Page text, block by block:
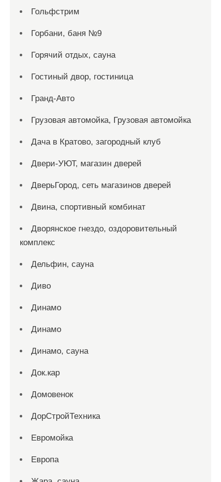
Гольфстрим
Горбани, баня №9
Горячий отдых, сауна
Гостиный двор, гостиница
Гранд-Авто
Грузовая автомойка, Грузовая автомойка
Дача в Кратово, загородный клуб
Двери-УЮТ, магазин дверей
ДверьГород, сеть магазинов дверей
Двина, спортивный комбинат
Дворянское гнездо, оздоровительный
комплекс
Дельфин, сауна
Диво
Динамо
Динамо
Динамо, сауна
Док.кар
Домовенок
ДорСтройТехника
Евромойка
Европа